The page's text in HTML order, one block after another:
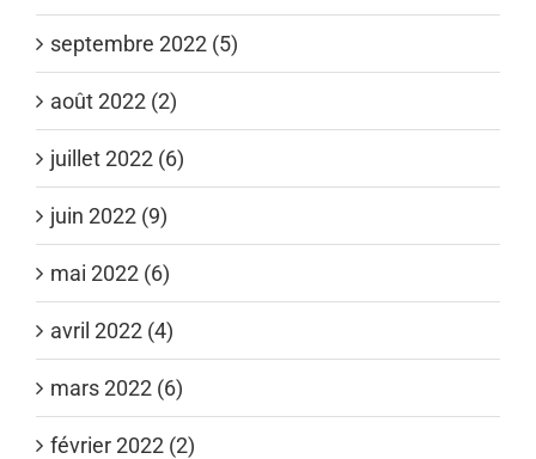
septembre 2022 (5)
août 2022 (2)
juillet 2022 (6)
juin 2022 (9)
mai 2022 (6)
avril 2022 (4)
mars 2022 (6)
février 2022 (2)